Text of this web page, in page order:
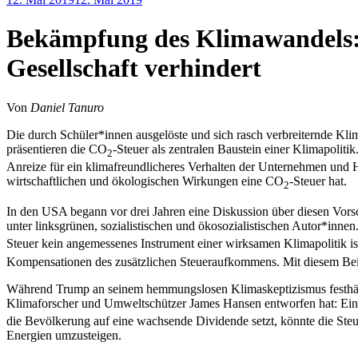
Ökosozialismus ,
USA
Bekämpfung des
Gesellschaft verhindert
Von Daniel Tanuro
Die durch Schüler*innen ausgelöste und sich rasch verbreiternde
präsentieren die CO2-Steuer als zentralen Baustein einer
Anreize für ein klimafreundlicheres Verhalten der Unternehmen und
wirtschaftlichen und ökologischen Wirkungen eine CO2-Steuer hat.
In den USA begann vor drei Jahren eine Diskussion über diesen
unter linksgrünen, sozialistischen und ökosozialistischen
Steuer kein angemessenes Instrument einer wirksamen
Kompensationen des zusätzlichen Steueraufkommens. Mit diesem
Während Trump an seinem hemmungslosen Klimaskeptizismus
Klimaforscher und Umweltschützer James Hansen entworfen hat:
die Bevölkerung auf eine wachsende Dividende setzt, könnte die
Energien umzusteigen.